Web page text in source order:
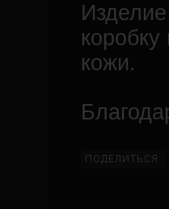
кожи.
ПОДЕЛИТЬСЯ: